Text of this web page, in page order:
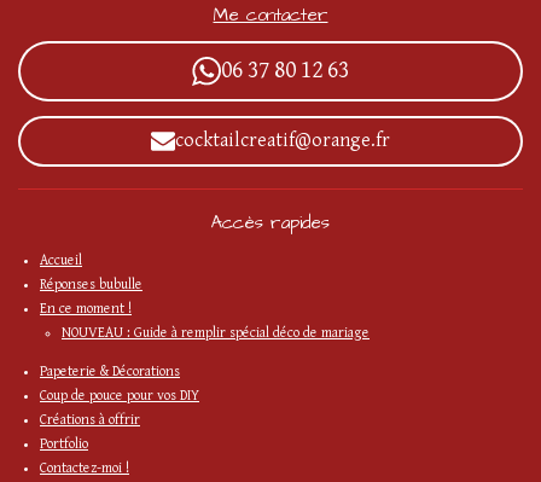
e
b
o
o
k
t
a
g
r
a
m
T
o
k
Me contacter
06 37 80 12 63
cocktailcreatif@orange.fr
Accès rapides
Accueil
Réponses bubulle
En ce moment !
NOUVEAU : Guide à remplir spécial déco de mariage
Papeterie & Décorations
Coup de pouce pour vos DIY
Créations à offrir
Portfolio
Contactez-moi !